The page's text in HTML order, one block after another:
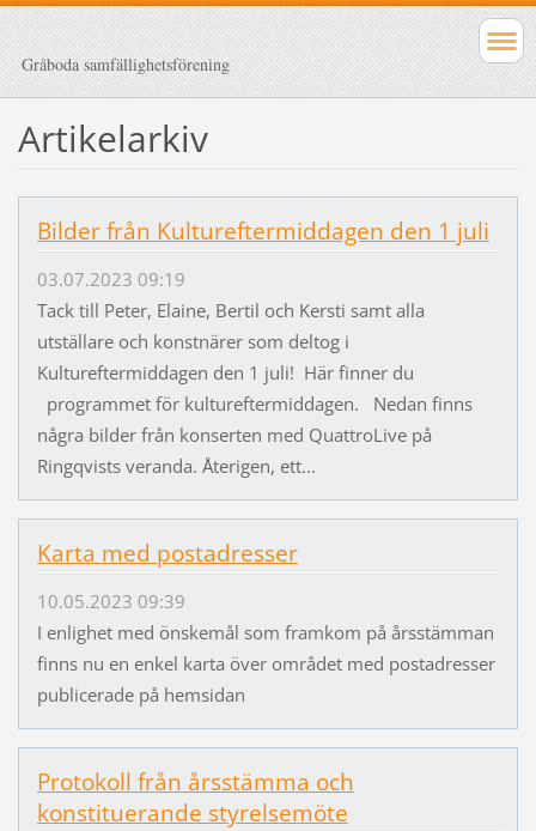
Gråboda samfällighetsförening
Artikelarkiv
Bilder från Kultureftermiddagen den 1 juli
03.07.2023 09:19
Tack till Peter, Elaine, Bertil och Kersti samt alla
utställare och konstnärer som deltog i
Kultureftermiddagen den 1 juli! Här finner du
programmet för kultureftermiddagen. Nedan finns
några bilder från konserten med QuattroLive på
Ringqvists veranda. Återigen, ett...
Karta med postadresser
10.05.2023 09:39
I enlighet med önskemål som framkom på årsstämman
finns nu en enkel karta över området med postadresser
publicerade på hemsidan
Protokoll från årsstämma och
konstituerande styrelsemöte